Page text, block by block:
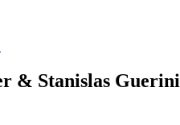
& Stanislas Guerini